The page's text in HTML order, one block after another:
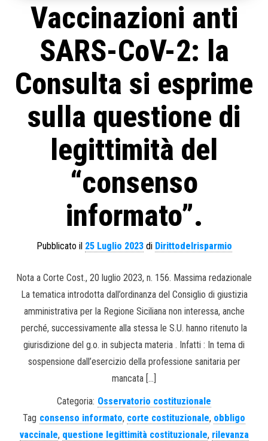
Vaccinazioni anti
SARS-CoV-2: la
Consulta si esprime
sulla questione di
legittimità del
“consenso
informato”.
Pubblicato il 25 Luglio 2023di Dirittodelrisparmio
Nota a Corte Cost., 20 luglio 2023, n. 156. Massima redazionale
La tematica introdotta dall’ordinanza del Consiglio di giustizia
amministrativa per la Regione Siciliana non interessa, anche
perché, successivamente alla stessa le S.U. hanno ritenuto la
giurisdizione del g.o. in subjecta materia . Infatti : In tema di
sospensione dall’esercizio della professione sanitaria per
mancata […]
Categoria: Osservatorio costituzionale
Tag consenso informato, corte costituzionale, obbligo
vaccinale, questione legittimità costituzionale, rilevanza